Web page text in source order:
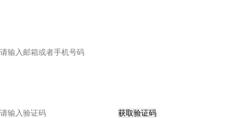
获取验证码